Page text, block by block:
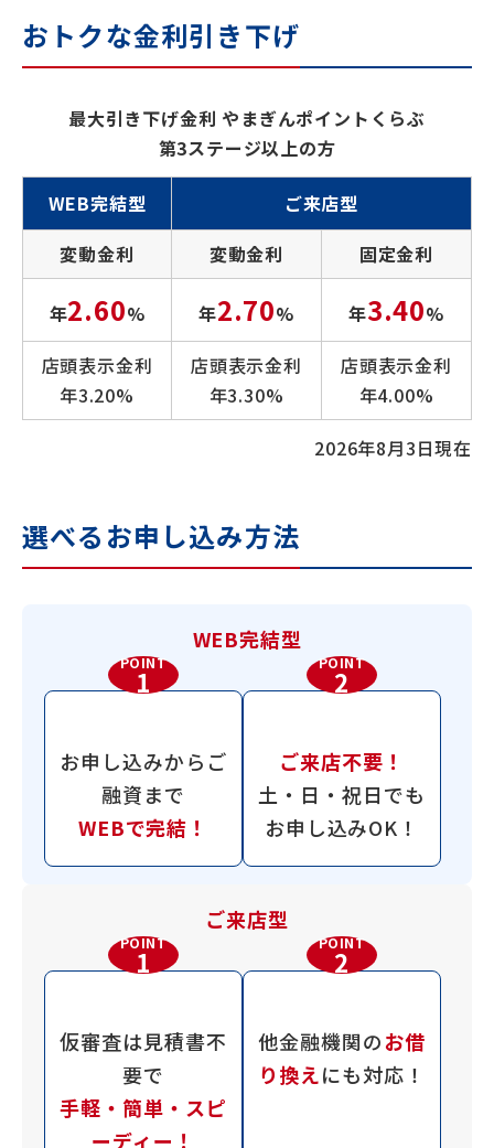
おトクな金利引き下げ
最大引き下げ金利 やまぎんポイントくらぶ
第3ステージ以上の方
WEB完結型
ご来店型
変動金利
変動金利 固定金利
年2.60% 年2.70% 年3.40%
店頭表示金利
年3.20%
店頭表示金利
年3.30%
店頭表示金利
年4.00%
2026年8月3日現在
選べるお申し込み方法
WEB完結型
POINT
1
お申し込みから ご
融資まで
WEBで完結！
POINT
2
ご来店不要！
土・日・祝日でも
お申し込みOK！
ご来店型
POINT
1
仮審査は見積書不
要で
手軽・簡単・ スピ
ーディー！
POINT
2
他金融機関のお借
り換えにも対応！